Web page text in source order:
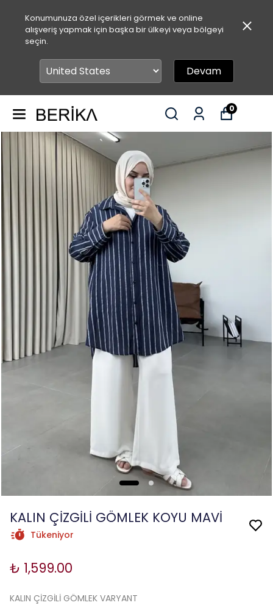
Konumunuza özel içerikleri görmek ve online
alışveriş yapmak için başka bir ülkeyi veya bölgeyi
seçin.
Devam
0
KALIN ÇİZGİLİ GÖMLEK KOYU MAVİ
Tükeniyor
₺ 1,599.00
KALIN ÇİZGİLİ GÖMLEK VARYANT